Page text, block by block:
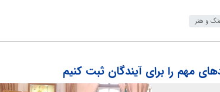
و هنر
مهم را برای آیندگان ثبت کنیم